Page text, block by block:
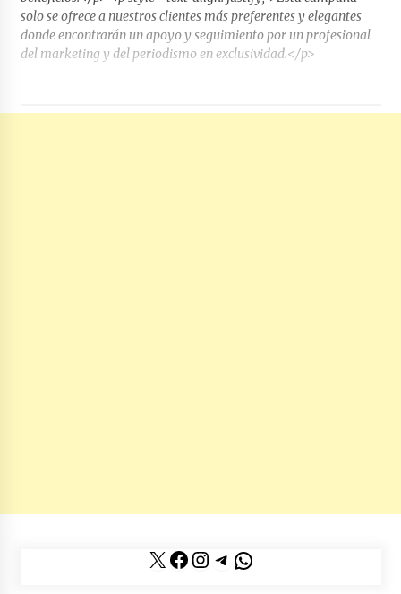
solo se ofrece a nuestros clientes más preferentes y elegantes
donde encontrarán un apoyo y seguimiento por un profesional
del marketing y del periodismo en exclusividad.</p>
X Facebook
Instagram
Telegram
WhatsApp